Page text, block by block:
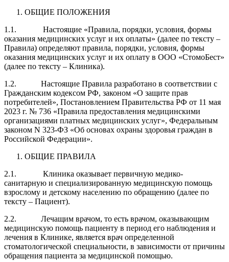
ОБЩИЕ ПОЛОЖЕНИЯ
1.1. Настоящие «Правила, порядки, условия, формы
оказания медицинских услуг и их оплаты» (далее по тексту –
Правила) определяют правила, порядки, условия, формы
оказания медицинских услуг и их оплату в ООО «СтомоБест»
(далее по тексту – Клиника).
1.2. Настоящие Правила разработано в соответствии с
Гражданским кодексом РФ, законом «О защите прав
потребителей», Постановлением Правительства РФ от 11 мая
2023 г. № 736 «Правила предоставления медицинскими
организациями платных медицинских услуг», Федеральным
законом N 323-ФЗ «Об основах охраны здоровья граждан в
Российской Федерации».
ОБЩИЕ ПРАВИЛА
2.1. Клиника оказывает первичную медико-
санитарную и специализированную медицинскую помощь
взрослому и детскому населению по обращению (далее по
тексту – Пациент).
2.2. Лечащим врачом, то есть врачом, оказывающим
медицинскую помощь пациенту в период его наблюдения и
лечения в Клинике, является врач определенной
стоматологической специальности, в зависимости от причины
обращения пациента за медицинской помощью.